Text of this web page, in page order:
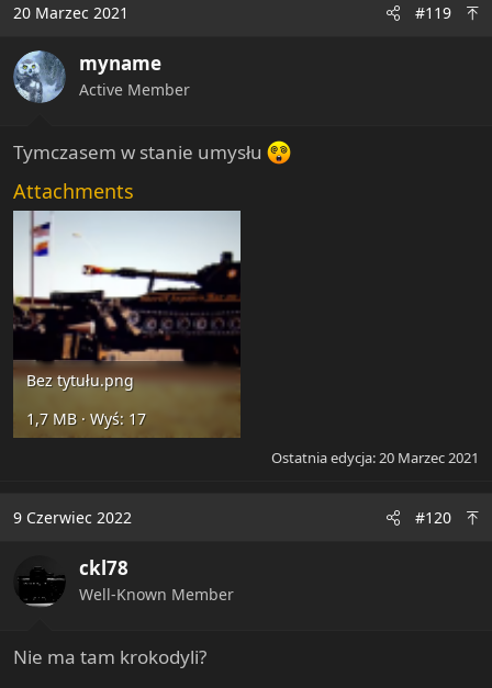
20 Marzec 2021 #119
myname
Active Member
Tymczasem w stanie umysłu
Attachments
Bez tytułu.png
1,7 MB · Wyś: 17
Ostatnia edycja: 20 Marzec 2021
9 Czerwiec 2022 #120
ckl78
Well-Known Member
Nie ma tam krokodyli?